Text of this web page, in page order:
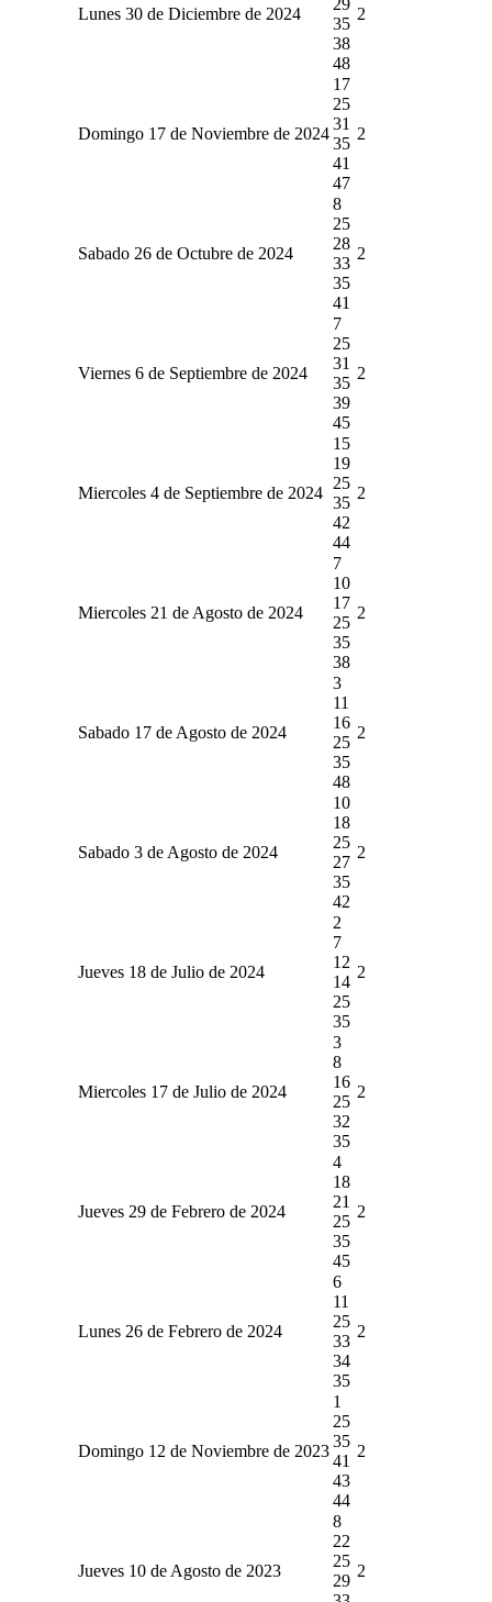
Lunes 30 de Diciembre de 2024
35
38
48
2
Domingo 17 de Noviembre de 2024
17
25
31
35
41
47
2
Sabado 26 de Octubre de 2024
8
25
28
33
35
41
2
Viernes 6 de Septiembre de 2024
7
25
31
35
39
45
2
Miercoles 4 de Septiembre de 2024
15
19
25
35
42
44
2
Miercoles 21 de Agosto de 2024
7
10
17
25
35
38
2
Sabado 17 de Agosto de 2024
3
11
16
25
35
48
2
Sabado 3 de Agosto de 2024
10
18
25
27
35
42
2
Jueves 18 de Julio de 2024
2
7
12
14
25
35
2
Miercoles 17 de Julio de 2024
3
8
16
25
32
35
2
Jueves 29 de Febrero de 2024
4
18
21
25
35
45
2
Lunes 26 de Febrero de 2024
6
11
25
33
34
35
2
Domingo 12 de Noviembre de 2023
1
25
35
41
43
44
2
Jueves 10 de Agosto de 2023
8
22
25
29
2